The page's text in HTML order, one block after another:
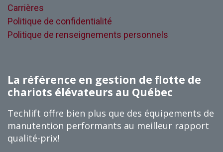
Carrières
Politique de confidentialité
Politique de renseignements personnels
La référence en gestion de flotte de
chariots élévateurs au Québec
Techlift offre bien plus que des équipements de
manutention performants au meilleur rapport
qualité-prix!